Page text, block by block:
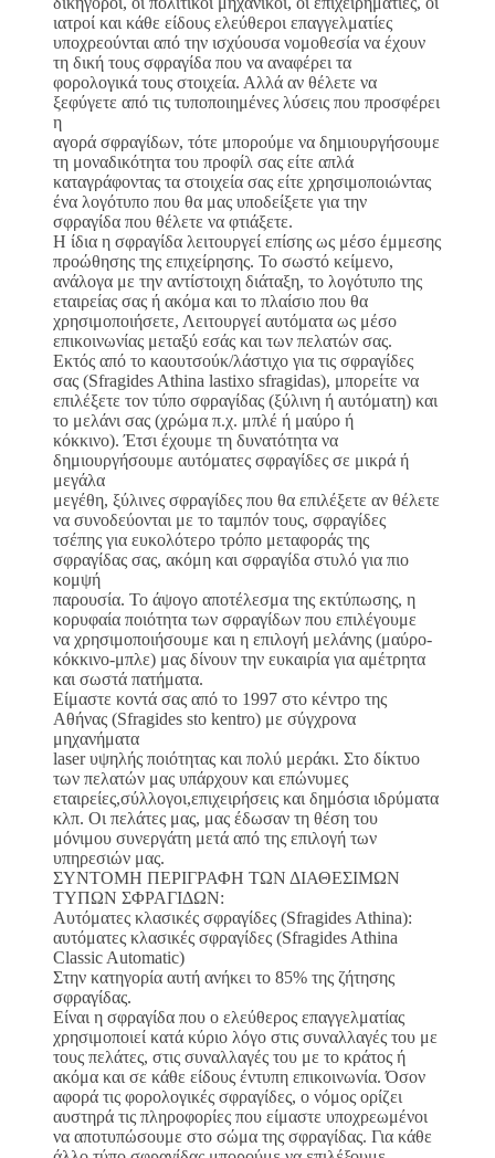
ιατροί και κάθε είδους ελεύθεροι επαγγελματίες
υποχρεούνται από την ισχύουσα νομοθεσία να έχουν
τη δική τους σφραγίδα που να αναφέρει τα
φορολογικά τους στοιχεία. Αλλά αν θέλετε να
ξεφύγετε από τις τυποποιημένες λύσεις που προσφέρει
η
αγορά σφραγίδων, τότε μπορούμε να δημιουργήσουμε
τη μοναδικότητα του προφίλ σας είτε απλά
καταγράφοντας τα στοιχεία σας είτε χρησιμοποιώντας
ένα λογότυπο που θα μας υποδείξετε για την
σφραγίδα που θέλετε να φτιάξετε.
Η ίδια η σφραγίδα λειτουργεί επίσης ως μέσο έμμεσης
προώθησης της επιχείρησης. Το σωστό κείμενο,
ανάλογα με την αντίστοιχη διάταξη, το λογότυπο της
εταιρείας σας ή ακόμα και το πλαίσιο που θα
χρησιμοποιήσετε, Λειτουργεί αυτόματα ως μέσο
επικοινωνίας μεταξύ εσάς και των πελατών σας.
Εκτός από το καουτσούκ/λάστιχο για τις σφραγίδες
σας (Sfragides Athina lastixo sfragidas), μπορείτε να
επιλέξετε τον τύπο σφραγίδας (ξύλινη ή αυτόματη) και
το μελάνι σας (χρώμα π.χ. μπλέ ή μαύρο ή
κόκκινο). Έτσι έχουμε τη δυνατότητα να
δημιουργήσουμε αυτόματες σφραγίδες σε μικρά ή
μεγάλα
μεγέθη, ξύλινες σφραγίδες που θα επιλέξετε αν θέλετε
να συνοδεύονται με το ταμπόν τους, σφραγίδες
τσέπης για ευκολότερο τρόπο μεταφοράς της
σφραγίδας σας, ακόμη και σφραγίδα στυλό για πιο
κομψή
παρουσία. Το άψογο αποτέλεσμα της εκτύπωσης, η
κορυφαία ποιότητα των σφραγίδων που επιλέγουμε
να χρησιμοποιήσουμε και η επιλογή μελάνης (μαύρο-
κόκκινο-μπλε) μας δίνουν την ευκαιρία για αμέτρητα
και σωστά πατήματα.
Είμαστε κοντά σας από το 1997 στο κέντρο της
Αθήνας (Sfragides sto kentro) με σύγχρονα
μηχανήματα
laser υψηλής ποιότητας και πολύ μεράκι. Στο δίκτυο
των πελατών μας υπάρχουν και επώνυμες
εταιρείες,σύλλογοι,επιχειρήσεις και δημόσια ιδρύματα
κλπ. Οι πελάτες μας, μας έδωσαν τη θέση του
μόνιμου συνεργάτη μετά από της επιλογή των
υπηρεσιών μας.
ΣΥΝΤΟΜΗ ΠΕΡΙΓΡΑΦΗ ΤΩΝ ΔΙΑΘΕΣΙΜΩΝ
ΤΥΠΩΝ ΣΦΡΑΓΙΔΩΝ:
Αυτόματες κλασικές σφραγίδες (Sfragides Athina):
αυτόματες κλασικές σφραγίδες (Sfragides Athina
Classic Automatic)
Στην κατηγορία αυτή ανήκει το 85% της ζήτησης
σφραγίδας.
Είναι η σφραγίδα που ο ελεύθερος επαγγελματίας
χρησιμοποιεί κατά κύριο λόγο στις συναλλαγές του με
τους πελάτες, στις συναλλαγές του με το κράτος ή
ακόμα και σε κάθε είδους έντυπη επικοινωνία. Όσον
αφορά τις φορολογικές σφραγίδες, ο νόμος ορίζει
αυστηρά τις πληροφορίες που είμαστε υποχρεωμένοι
να αποτυπώσουμε στο σώμα της σφραγίδας. Για κάθε